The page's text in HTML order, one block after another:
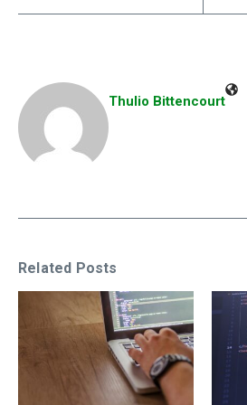
Thulio Bittencourt
Related Posts